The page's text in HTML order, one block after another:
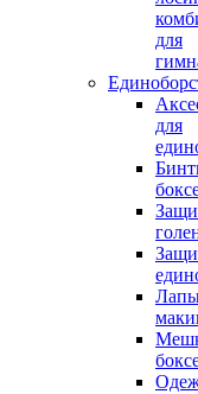
для
для